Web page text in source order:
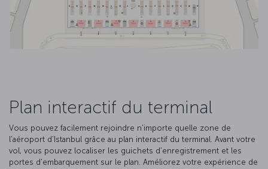
Plan interactif du terminal
Vous pouvez facilement rejoindre n'importe quelle zone de
l'aéroport d'Istanbul grâce au plan interactif du terminal. Avant votre
vol, vous pouvez localiser les guichets d'enregistrement et les
portes d'embarquement sur le plan. Améliorez votre expérience de